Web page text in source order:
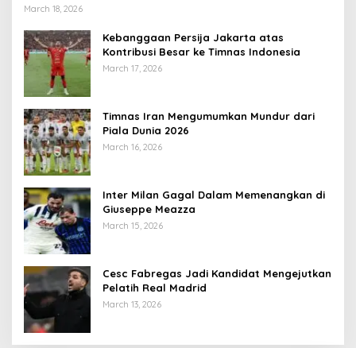
March 18, 2026
Kebanggaan Persija Jakarta atas
Kontribusi Besar ke Timnas Indonesia
March 17, 2026
Timnas Iran Mengumumkan Mundur dari
Piala Dunia 2026
March 16, 2026
Inter Milan Gagal Dalam Memenangkan di
Giuseppe Meazza
March 15, 2026
Cesc Fabregas Jadi Kandidat Mengejutkan
Pelatih Real Madrid
March 13, 2026